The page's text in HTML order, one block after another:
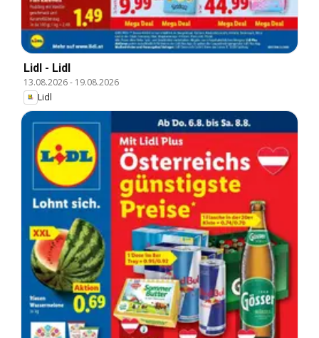
Lidl - Lidl
13.08.2026- 19.08.2026
Lidl